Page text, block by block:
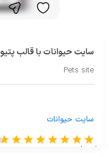
سایت حیوانات با قالب پتیو
Pets site
سایت حیوانات
از 0 رای